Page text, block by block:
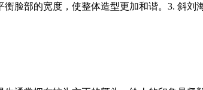
脸部的宽度，使整体造型更加和谐。3. 斜